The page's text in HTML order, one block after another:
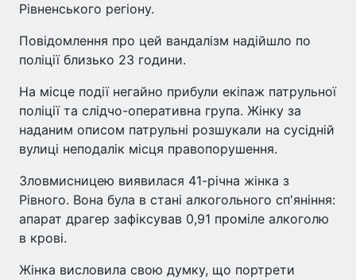
Рівненського регіону.
Повідомлення про цей вандалізм надійшло по
поліції близько 23 години.
На місце події негайно прибули екіпаж патрульної
поліції та слідчо-оперативна група. Жінку за
наданим описом патрульні розшукали на сусідній
вулиці неподалік місця правопорушення.
Зловмисницею виявилася 41-річна жінка з
Рівного. Вона була в стані алкогольного сп'яніння:
апарат драгер зафіксував 0,91 проміле алкоголю
в крові.
Жінка висловила свою думку, що портрети